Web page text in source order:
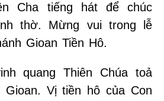
Cha tiếng hát để chúc
thờ. Mừng vui trong lễ
Gioan Tiền Hô.
quang Thiên Chúa toả
Gioan. Vị tiền hô của Con